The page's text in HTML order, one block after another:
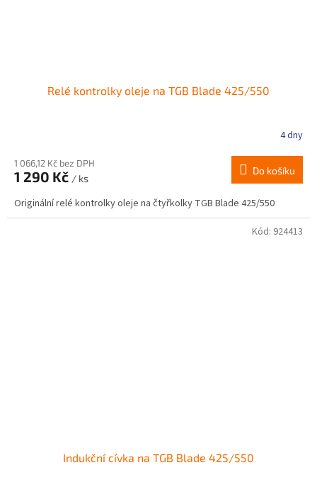
Relé kontrolky oleje na TGB Blade 425/550
4 dny
1 066,12 Kč bez DPH
1 290 Kč / ks
Do košíku
Originální relé kontrolky oleje na čtyřkolky TGB Blade 425/550
Indukční cívka na TGB Blade 425/550
Kód: 924413